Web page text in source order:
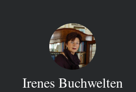
Irenes Buchwelten